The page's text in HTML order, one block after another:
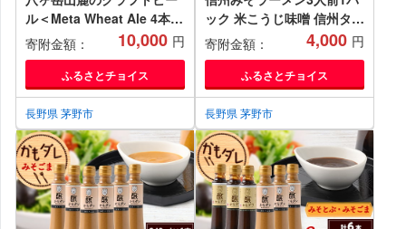
ル＜Meta Wheat Ale 4本セ
ット＞_ ビール クラフトビ
ール セット 国産 人気 アル
コール おすすめ 送料無料
お取り寄せ 長野
【1553864】
寄附金額： 10,000 円
ふるさとチョイス
長野県 茅野市
ック 米こうじ味噌 信州タケ
ヤみそ 渡辺製麺 生麺 太麺
スープ付き【1644769】
寄附金額： 4,000 円
ふるさとチョイス
長野県 茅野市